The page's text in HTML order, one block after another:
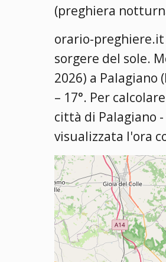
(preghiera
orario-preghiere.it
sorgere del sole.
2026) a Palagiano
– 17°. Per
città di Palagiano
visualizzata l'ora